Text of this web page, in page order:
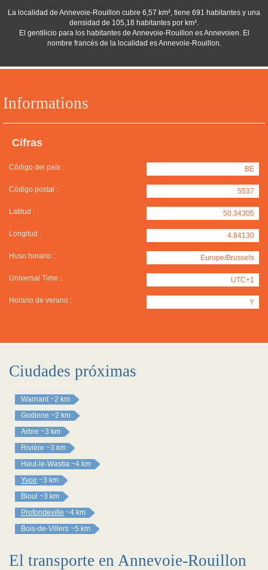
Informations
Cifras
Código del país : BE
Código postal : 5537
Latitud : 50.34305
Longitud : 4.84130
Huso horario : Europe/Brussels
Universal Time : UTC+1
Horario de verano : Y
La localidad de Annevoie-Rouillon cubre 6,57 km², tiene 691 habitantes y una
densidad de 105,18 habitantes por km².
El gentilicio para los habitantes de Annevoie-Rouillon es Annevoien. El
nombre francés de la localidad es Annevoie-Rouillon.
Ciudades próximas
Warnant ~2 km
Godinne ~2 km
Arbre ~3 km
Rivière ~3 km
Haut-le-Wastia ~4 km
Yvoir ~3 km
Bioul ~3 km
Profondeville ~4 km
Bois-de-Villers ~5 km
El transporte en Annevoie-Rouillon